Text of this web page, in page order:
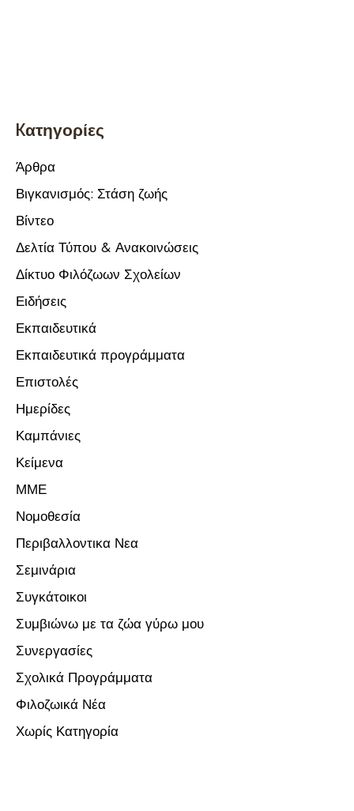
Kατηγορίες
Άρθρα
Βιγκανισμός: Στάση ζωής
Βίντεο
Δελτία Τύπου & Ανακοινώσεις
Δίκτυο Φιλόζωων Σχολείων
Ειδήσεις
Εκπαιδευτικά
Εκπαιδευτικά προγράμματα
Επιστολές
Ημερίδες
Καμπάνιες
Κείμενα
ΜΜΕ
Νομοθεσία
Περιβαλλοντικα Νεα
Σεμινάρια
Συγκάτοικοι
Συμβιώνω με τα ζώα γύρω μου
Συνεργασίες
Σχολικά Προγράμματα
Φιλοζωικά Νέα
Χωρίς Κατηγορία